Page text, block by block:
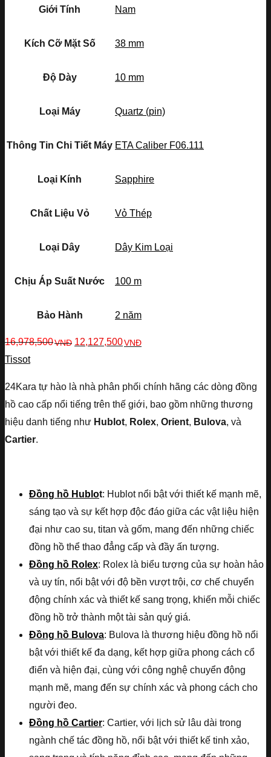
Giới Tính Nam
Kích Cỡ Mặt Số 38 mm
Độ Dày 10 mm
Loại Máy Quartz (pin)
Thông Tin Chi Tiết Máy ETA Caliber F06.111
Loại Kính Sapphire
Chất Liệu Vỏ Vỏ Thép
Loại Dây Dây Kim Loại
Chịu Áp Suất Nước 100 m
Bảo Hành 2 năm
16,978,500VNĐ 12,127,500VNĐ
Tissot
24Kara tự hào là nhà phân phối chính hãng các dòng đồng
hồ cao cấp nổi tiếng trên thế giới, bao gồm những thương
hiệu danh tiếng như Hublot, Rolex, Orient, Bulova, và
Cartier.
Đồng hồ Hublot: Hublot nổi bật với thiết kế mạnh mẽ,
sáng tạo và sự kết hợp độc đáo giữa các vật liệu hiện
đại như cao su, titan và gốm, mang đến những chiếc
đồng hồ thể thao đẳng cấp và đầy ấn tượng.
Đồng hồ Rolex: Rolex là biểu tượng của sự hoàn hảo
và uy tín, nổi bật với độ bền vượt trội, cơ chế chuyển
động chính xác và thiết kế sang trọng, khiến mỗi chiếc
đồng hồ trở thành một tài sản quý giá.
Đồng hồ Bulova: Bulova là thương hiệu đồng hồ nổi
bật với thiết kế đa dạng, kết hợp giữa phong cách cổ
điển và hiện đại, cùng với công nghệ chuyển động
mạnh mẽ, mang đến sự chính xác và phong cách cho
người đeo.
Đồng hồ Cartier: Cartier, với lịch sử lâu dài trong
ngành chế tác đồng hồ, nổi bật với thiết kế tinh xảo,